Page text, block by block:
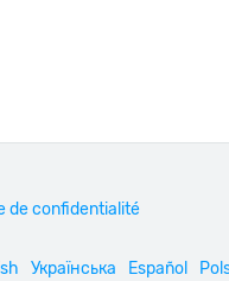
de confidentialité
Українська Español